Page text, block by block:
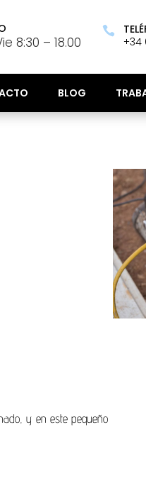
8:30 – 18.00

+34
BLOG
y en este pequeño